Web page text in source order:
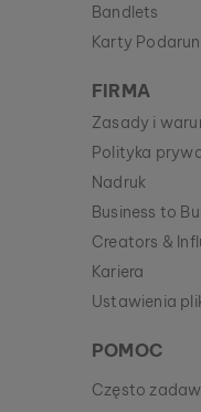
Bandlets
Karty
FIRMA
Zasady i
Polityka
Nadruk
Business to
Creators &
Kariera
Ustawienia
POMOC
Często